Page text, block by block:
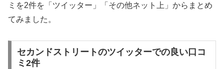
ミを2件を「ツイッター」「その他ネット上」からまとめ
てみました。
セカンドストリートのツイッターでの良い口コ
ミ2件